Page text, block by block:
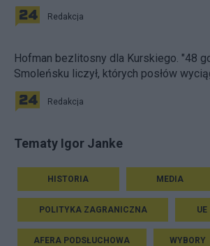
Redakcja
Hofman bezlitosny dla Kurskiego. "48
Smoleńsku liczył, których posłów
Redakcja
Tematy Igor Janke
HISTORIA MEDIA
POLITYKA ZAGRANICZNA UE
AFERA PODSŁUCHOWA WYBORY